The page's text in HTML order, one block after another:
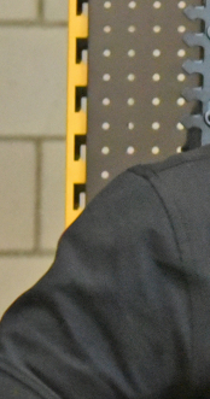
und
zum
der
Bestes
Text